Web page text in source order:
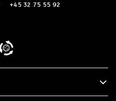
+45 32 75 55 92